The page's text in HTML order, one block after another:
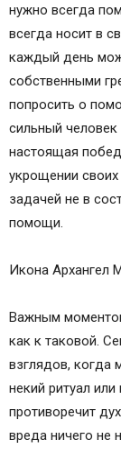
нужно всегда
всегда носит в
каждый день
собственными
попросить о
сильный
настоящая
укрощении своих
задачей не в
помощи.
Икона Архангел
Важным
как к таковой.
взглядов, когда
некий ритуал
противоречит
вреда ничего не